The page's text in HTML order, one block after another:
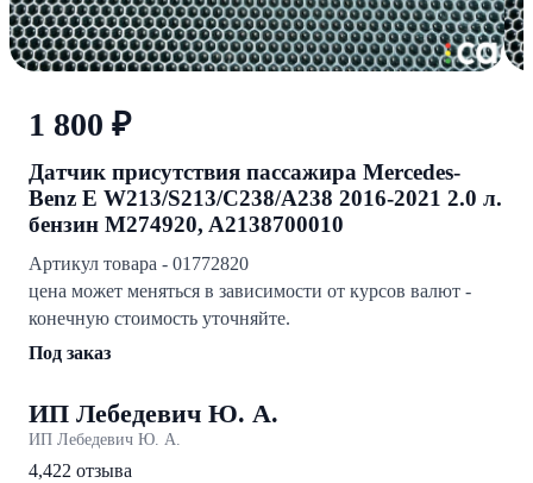
1 800 ₽
Датчик присутствия пассажира Mercedes-
Benz E W213/S213/C238/A238 2016-2021 2.0 л.
бензин M274920, A2138700010
Артикул товара - 01772820
цена может меняться в зависимости от курсов валют -
конечную стоимость уточняйте.
Под заказ
ИП Лебедевич Ю. А.
ИП Лебедевич Ю. А.
4,422 отзыва